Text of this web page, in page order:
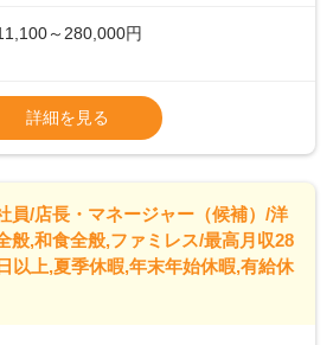
スフォーメーション）の取り組みを進
様な働き方を提供し、ライフステージ
時間や働きやすい環境を整えていま
～280,000円
全額支給
応じて応相談①ナショナル社員：月
円～②エリア社員 ：月給
詳細を見る
員/店長・マネージャー（候補）/洋
般,和食全般,ファミレス/最高月収28
以上,夏季休暇,年末年始休暇,有給休